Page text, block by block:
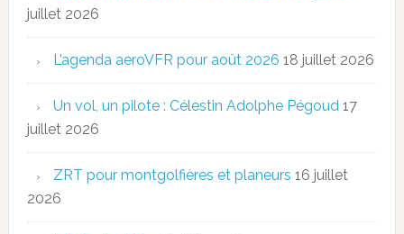
juillet 2026
L’agenda aeroVFR pour août 2026 18 juillet 2026
Un vol, un pilote : Célestin Adolphe Pégoud 17
juillet 2026
ZRT pour montgolfières et planeurs 16 juillet
2026